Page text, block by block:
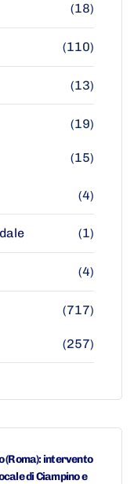
(18)
(110)
(13)
(19)
(15)
(4)
(1)
(4)
(717)
(257)
(Roma): intervento
di Ciampino e